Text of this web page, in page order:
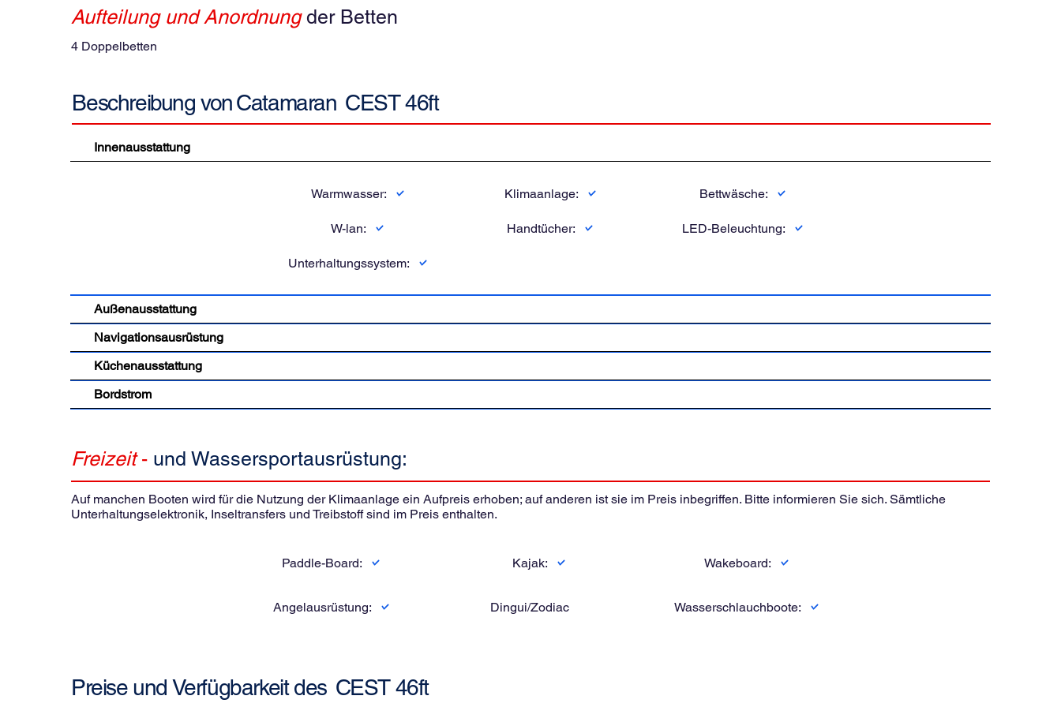
Aufteilung und Anordnungder Betten
4 Doppelbetten
Beschreibung vonCatamaran CEST 46ft
Innenausstattung
Warmwasser:
W-lan:
Unterhaltungssystem:
Klimaanlage:
Handtücher:
Bettwäsche:
LED-Beleuchtung:
Außenausstattung
Navigationsausrüstung
Küchenausstattung
Bordstrom
Freizeit- und Wassersportausrüstung:
Auf manchen Booten wird für die Nutzung der Klimaanlage ein Aufpreis erhoben; auf anderen ist sie im Preis inbegriffen. Bitte informieren Sie sich. Sämtliche
Unterhaltungselektronik, Inseltransfers und Treibstoff sind im Preis enthalten.
Paddle-Board:
Angelausrüstung:
Kajak:
Dingui/Zodiac
Wakeboard:
Wasserschlauchboote:
Preise und Verfügbarkeit des CEST 46ft